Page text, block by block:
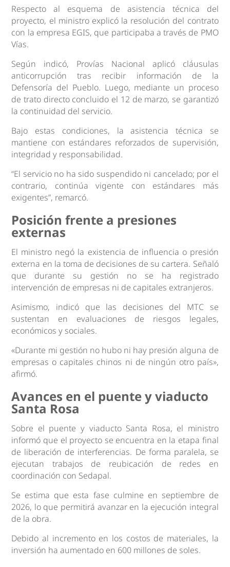
Respecto al esquema de asistencia técnica del
proyecto, el ministro explicó la resolución del contrato
con la empresa EGIS, que participaba a través de PMO
Vías.
Según indicó, Provías Nacional aplicó cláusulas
anticorrupción tras recibir información de la
Defensoría del Pueblo. Luego, mediante un proceso
de trato directo concluido el 12 de marzo, se garantizó
la continuidad del servicio.
Bajo estas condiciones, la asistencia técnica se
mantiene con estándares reforzados de supervisión,
integridad y responsabilidad.
“El servicio no ha sido suspendido ni cancelado; por el
contrario, continúa vigente con estándares más
exigentes”, remarcó.
Posición frente a presiones
externas
El ministro negó la existencia de influencia o presión
externa en la toma de decisiones de su cartera. Señaló
que durante su gestión no se ha registrado
intervención de empresas ni de capitales extranjeros.
Asimismo, indicó que las decisiones del MTC se
sustentan en evaluaciones de riesgos legales,
económicos y sociales.
«Durante mi gestión no hubo ni hay presión alguna de
empresas o capitales chinos ni de ningún otro país»,
afirmó.
Avances en el puente y viaducto
Santa Rosa
Sobre el puente y viaducto Santa Rosa, el ministro
informó que el proyecto se encuentra en la etapa final
de liberación de interferencias. De forma paralela, se
ejecutan trabajos de reubicación de redes en
coordinación con Sedapal.
Se estima que esta fase culmine en septiembre de
2026, lo que permitirá avanzar en la ejecución integral
de la obra.
Debido al incremento en los costos de materiales, la
inversión ha aumentado en 600 millones de soles.